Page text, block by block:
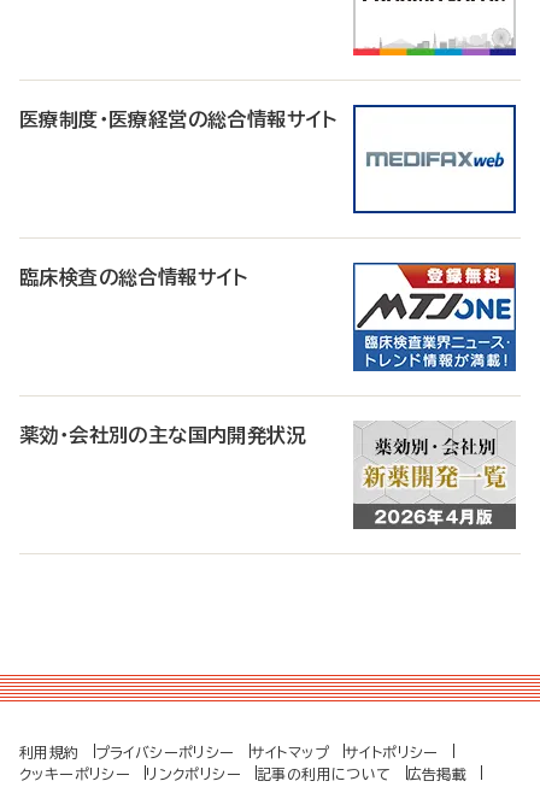
医療制度・医療経営の総合情報サイト
臨床検査の総合情報サイト
薬効・会社別の主な国内開発状況
利用規約 プライバシーポリシー サイトマップ
サイトポリシー
クッキーポリシー
リンクポリシー 記事の利用について 広告掲載